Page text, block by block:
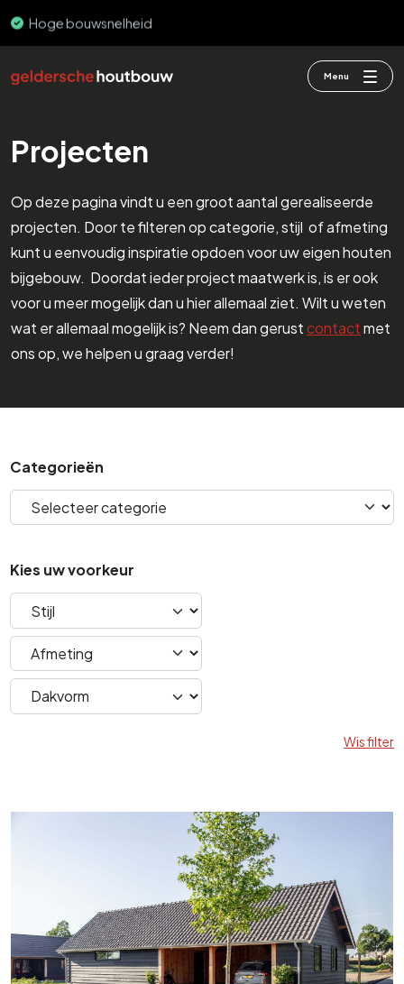
Hoge bouwsnelheid
PEFC & FSC
Menu
Projecten
Op deze pagina vindt u een groot aantal gerealiseerde
projecten. Door te filteren op categorie, stijl of afmeting
kunt u eenvoudig inspiratie opdoen voor uw eigen houten
bijgebouw. Doordat ieder project maatwerk is, is er ook
voor u meer mogelijk dan u hier allemaal ziet. Wilt u weten
wat er allemaal mogelijk is? Neem dan gerustcontactmet
ons op, we helpen u graag verder!
Categorieën
Kies uw voorkeur
Wis filter